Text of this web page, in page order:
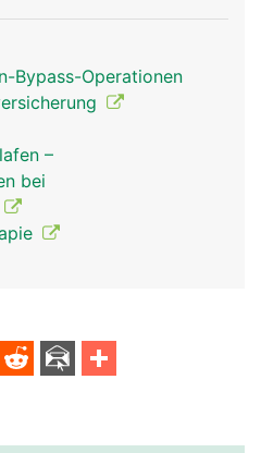
Bypass-Operationen
–
bei